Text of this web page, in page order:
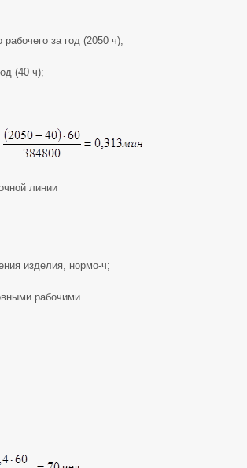
за год (2050 ч);
(40 ч);
линии
изделия, нормо-ч;
рабочими.